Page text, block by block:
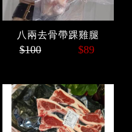
八兩去骨帶踝雞腿
$100 $89